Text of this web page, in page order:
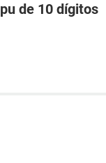
de 10 dígitos